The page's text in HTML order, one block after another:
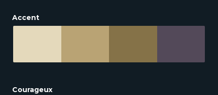
Accent
Courageux